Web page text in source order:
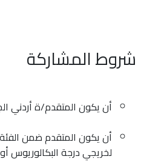
شروط المشاركة
أن يكون المتقدم/ة أردني
لخريجي درجة البكالوريوس